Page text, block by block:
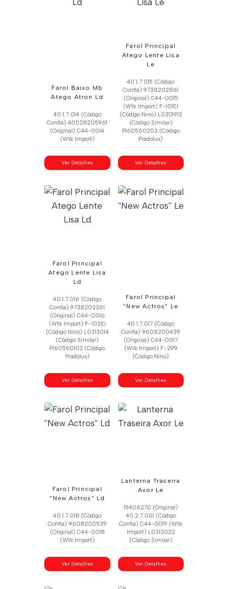
Farol Baixo Mb
Atego Atron Ld
40.1.7.014 (Código
Confia) A0028205961
(Original) C44-0014
(Wtk Import)
Ver Detalhes
Farol Principal
Atego Lente Lisa
Le
40.1.7.015 (Código
Confia) 9738202861
(Original) C44-0015
(Wtk Import) F-101El
(Código Nino) L0313913
(Código Similar)
Pl60560202 (Código
Pradolux)
Ver Detalhes
Farol Principal
Atego Lente Lisa
Ld
40.1.7.016 (Código
Confia) 9738202361
(Original) C44-0016
(Wtk Import) F-102El
(Código Nino) L0313014
(Código Similar)
Pl60560102 (Código
Pradolux)
Ver Detalhes
Farol Principal
”New Actros” Le
40.1.7.017 (Código
Confia) 9608200439
(Original) C44-0017
(Wtk Import) F-299
(Código Nino)
Ver Detalhes
Farol Principal
”New Actros” Ld
40.1.7.018 (Código
Confia) 9608200539
(Original) C44-0018
(Wtk Import)
Ver Detalhes
Lanterna Traseira
Axor Le
15406270 (Original)
40.2.7.001 (Código
Confia) C44-0019 (Wtk
Import) L0313022
(Código Similar)
Ver Detalhes